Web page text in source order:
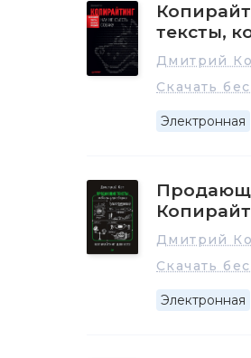
тексты,
Дмитрий
Скачать
Электронная
Дмитрий
Скачать
Электронная